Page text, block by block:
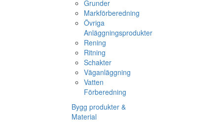
Grunder
Markförberedning
Övriga
Anläggningsprodukter
Rening
Ritning
Schakter
Väganläggning
Vatten
Förberedning
Bygg produkter &
Material